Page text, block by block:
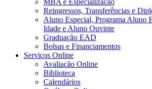
Reingressos, Transferências e
Aluno Especial, Programa Aluno
Idade e Aluno Ouvinte
Graduação EAD
Bolsas e Financiamentos
Serviços Online
Avaliação Online
Biblioteca
Calendários